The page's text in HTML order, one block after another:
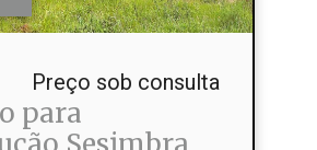
Preço sob consulta
para